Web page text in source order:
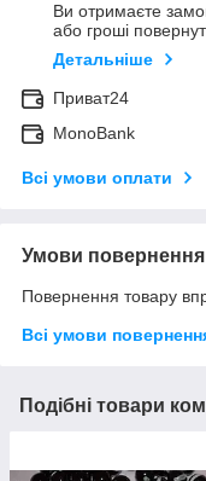
Ви отримаєте
або гроші
Детальніше
Приват24
MonoBank
Всі умови оплати
Умови повернення
Повернення товару
Всі умови
Подібні товари